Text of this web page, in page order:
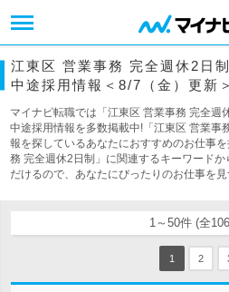
江東区 営業事務 完全週休2日
中途採用情報＜8/7（金）更新＞
マイナビ転職では「江東区 営業事務 完全週
中途採用情報を多数掲載中!「江東区 営業事
報を探しているあなたにおすすめのお仕事
務 完全週休2日制」に関連するキーワード
だけるので、あなたにぴったりのお仕事を
1～50件 (全
1 2